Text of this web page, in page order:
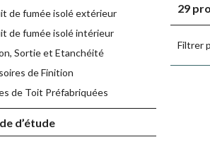
de fumée isolé extérieur
de fumée isolé intérieur
Sortie et Etanchéité
de Finition
de Toit Préfabriquées
d’étude
Vous
Le
29
Filtrer